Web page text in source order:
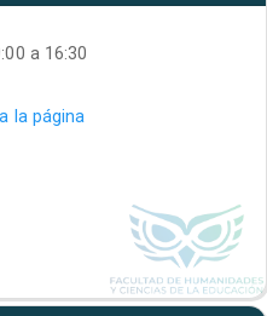
a 16:30
la página